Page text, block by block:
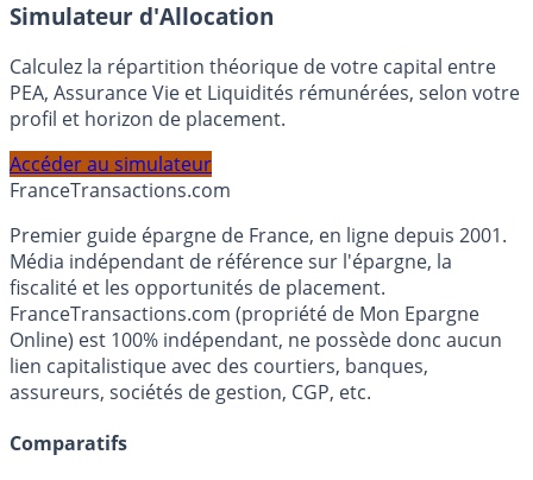
Simulateur d'Allocation
Calculez la répartition théorique de votre capital entre
PEA, Assurance Vie et Liquidités rémunérées, selon votre
profil et horizon de placement.
Accéder au simulateur
FranceTransactions.com
Premier guide épargne de France, en ligne depuis 2001.
Média indépendant de référence sur l'épargne, la
fiscalité et les opportunités de placement.
FranceTransactions.com (propriété de Mon Epargne
Online) est 100% indépendant, ne possède donc aucun
lien capitalistique avec des courtiers, banques,
assureurs, sociétés de gestion, CGP, etc.
Comparatifs